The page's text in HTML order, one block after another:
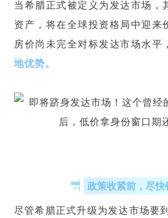
当希腊正式被定义为发达市场，
资产，将在全球投资格局中迎来
房价尚未完全对标发达市场水平，
地优势。
政策收紧前，尽快
尽管希腊正式升级为发达市场要